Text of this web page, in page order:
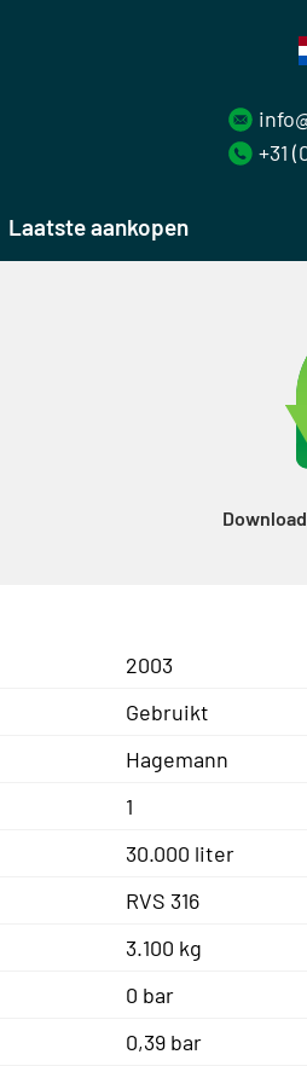
Laatste aankopen
+31
2003
Gebruikt
Hagemann
1
30.000 liter
RVS 316
3.100 kg
0 bar
0,39 bar